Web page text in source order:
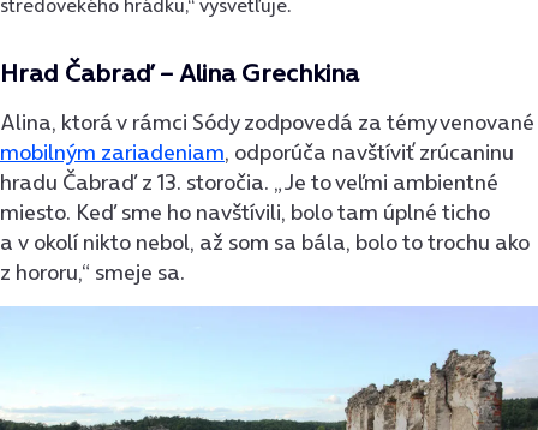
stredovekého hrádku,“ vysvetľuje.
Hrad Čabraď – Alina Grechkina
Alina, ktorá v rámci Sódy zodpovedá za témy venované
mobilným zariadeniam, odporúča navštíviť zrúcaninu
hradu Čabraď z 13. storočia. „Je to veľmi ambientné
miesto. Keď sme ho navštívili, bolo tam úplné ticho
a v okolí nikto nebol, až som sa bála, bolo to trochu ako
z hororu,“ smeje sa.